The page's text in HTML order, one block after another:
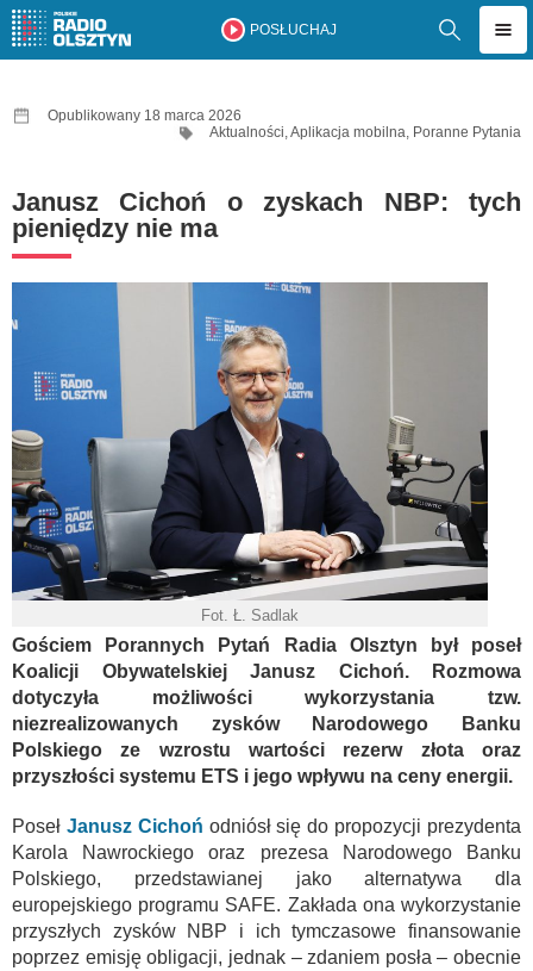
POSŁUCHAJ
Opublikowany 18 marca 2026
Aktualności,Aplikacja mobilna, Poranne Pytania
Janusz Cichoń o zyskach NBP: tych
pieniędzy nie ma
Fot. Ł. Sadlak
Gościem Porannych Pytań Radia Olsztyn był poseł
Koalicji Obywatelskiej Janusz Cichoń. Rozmowa
dotyczyła możliwości wykorzystania tzw.
niezrealizowanych zysków Narodowego Banku
Polskiego ze wzrostu wartości rezerw złota oraz
przyszłości systemu ETS i jego wpływu na ceny energii.
Poseł Janusz Cichoń odniósł się do propozycji prezydenta
Karola Nawrockiego oraz prezesa Narodowego Banku
Polskiego, przedstawianej jako alternatywa dla
europejskiego programu SAFE. Zakłada ona wykorzystanie
przyszłych zysków NBP i ich tymczasowe finansowanie
poprzez emisję obligacji, jednak – zdaniem posła – obecnie